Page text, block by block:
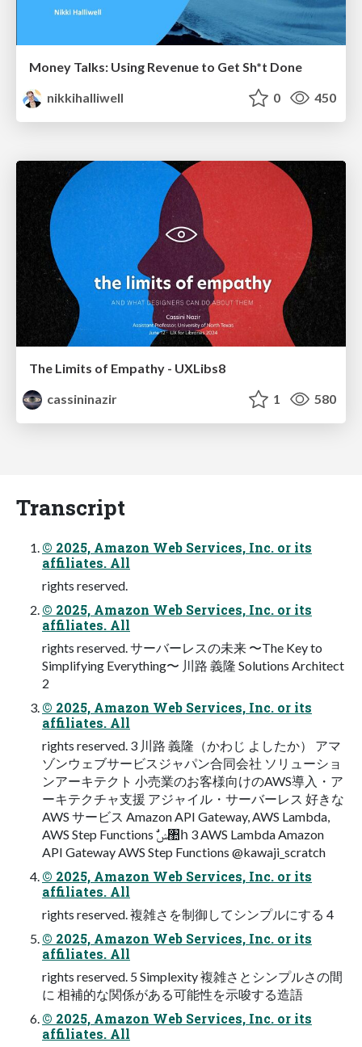
Money Talks: Using Revenue to Get Sh*t Done
nikkihalliwell
0 450
The Limits of Empathy - UXLibs8
cassininazir
1 580
Transcript
© 2025, Amazon Web Services, Inc. or its
affiliates. All
rights reserved.
© 2025, Amazon Web Services, Inc. or its
affiliates. All
rights reserved. サーバーレスの未来 〜The Key to
Simplifying Everything〜 川路 義隆 Solutions Architect
2
© 2025, Amazon Web Services, Inc. or its
affiliates. All
rights reserved. 3 川路 義隆（かわじ よしたか） アマ
ゾンウェブサービスジャパン合同会社 ソリューショ
ンアーキテクト ⼩売業のお客様向けのAWS導⼊・ア
ーキテクチャ⽀援 アジャイル・サーバーレス 好きな
AWS サービス Amazon API Gateway, AWS Lambda,
AWS Step Functions ࣗݾ঺հ 3 AWS Lambda Amazon
API Gateway AWS Step Functions @kawaji_scratch
© 2025, Amazon Web Services, Inc. or its
affiliates. All
rights reserved. 複雑さを制御してシンプルにする 4
© 2025, Amazon Web Services, Inc. or its
affiliates. All
rights reserved. 5 Simplexity 複雑さとシンプルさの間
に 相補的な関係がある可能性を⽰唆する造語
© 2025, Amazon Web Services, Inc. or its
affiliates. All